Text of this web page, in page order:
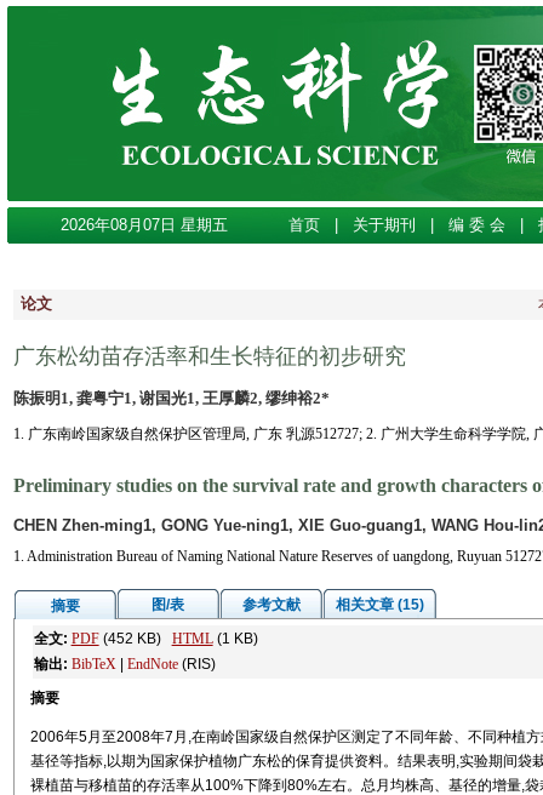
2026年08月07日 星期五 首页 关于期刊 编 委 会
论文
广东松幼苗存活率和生长特征的初步研究
陈振明1, 龚粤宁1, 谢国光1, 王厚麟2, 缪绅裕2*
1. 广东南岭国家级自然保护区管理局, 广东 乳源512727; 2. 广州大学生命科学学院,
Preliminary studies on the survival rate and growth characters
CHEN Zhen-ming1, GONG Yue-ning1, XIE Guo-guang1, WANG Hou-
1. Administration Bureau of Naming National Nature Reserves of uangdong, Ruyuan
摘要 图/表 参考文献
相关文章 (15)
全文: PDF(452 KB) HTML(1 KB)
输出: BibTeX| EndNote(RIS)
摘要
2006年5月至2008年7月,在南岭国家级自然保护区测定了不同年龄、不同种植
基径等指标,以期为国家保护植物广东松的保育提供资料。结果表明,实验期间
裸植苗与移植苗的存活率从100%下降到80%左右。总月均株高、基径的增量,